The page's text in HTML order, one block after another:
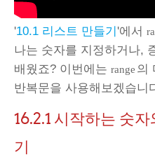
'10.1 리스트 만들기 '에서
나는 숫자를 지정하거나,
배웠죠? 이번에는 range 의
반복문을 사용해보겠습니
16.2.1 시작하는 숫
기